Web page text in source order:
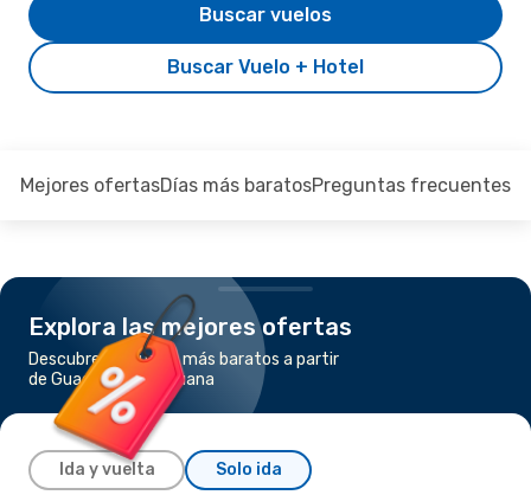
Buscar Vuelo + Hotel
Buscar vuelos
Mejores ofertasDías más baratosPreguntas frecuentes
Explora las mejores ofertas
Descubre los vuelos más baratos a partir
de Guadalajara a Tijuana
Ida y vuelta Solo ida